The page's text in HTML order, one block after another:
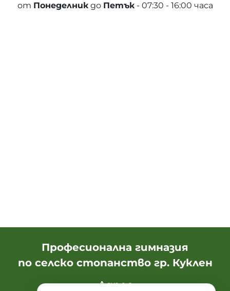
от Понеделникдо Петък- 07:30 - 16:00 часа
Професионална гимназия
по селско стопанство гр. Куклен
Адрес